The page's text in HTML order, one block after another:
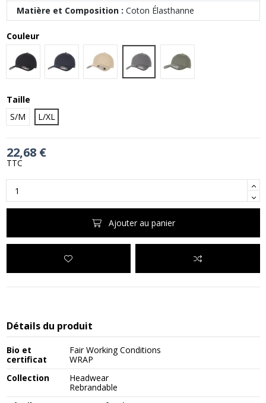
Matière et Composition : Coton Élasthanne
Couleur
Black Navy Khaki
Grey
Pine
Taille
S/M
L/XL
22,68 €
TTC
Ajouter au panier
Détails du produit
Bio et
certificat
Fair Working Conditions
WRAP
Collection
Headwear
Rebrandable